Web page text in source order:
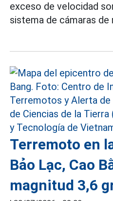
exceso de velocidad
sistema de cámaras
Terremoto en
Bảo Lạc, Cao
magnitud 3,6